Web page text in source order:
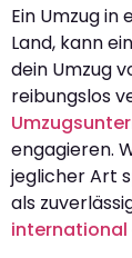
Ein Umzug
Land, kann
dein Umzug
reibungslos
engagieren.
jeglicher Art
als
international